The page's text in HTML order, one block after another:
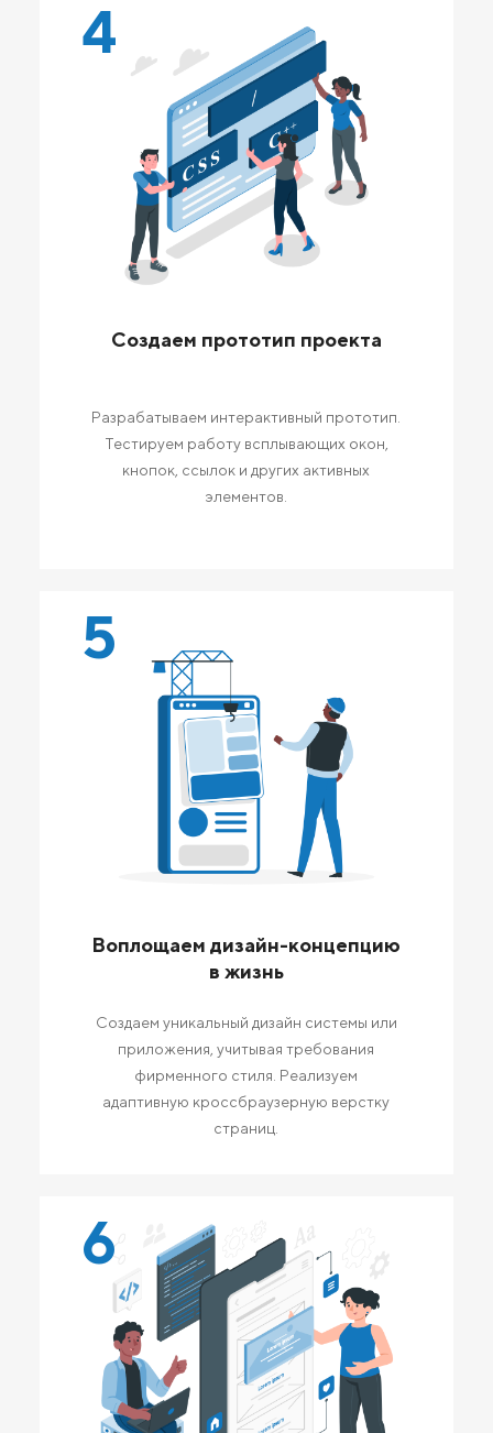
4
Создаем прототип проекта
Разрабатываем интерактивный прототип.
Тестируем работу всплывающих окон,
кнопок, ссылок и других активных
элементов.
5
Воплощаем дизайн-концепцию
в жизнь
Создаем уникальный дизайн системы или
приложения, учитывая требования
фирменного стиля. Реализуем
адаптивную кроссбраузерную верстку
страниц.
6